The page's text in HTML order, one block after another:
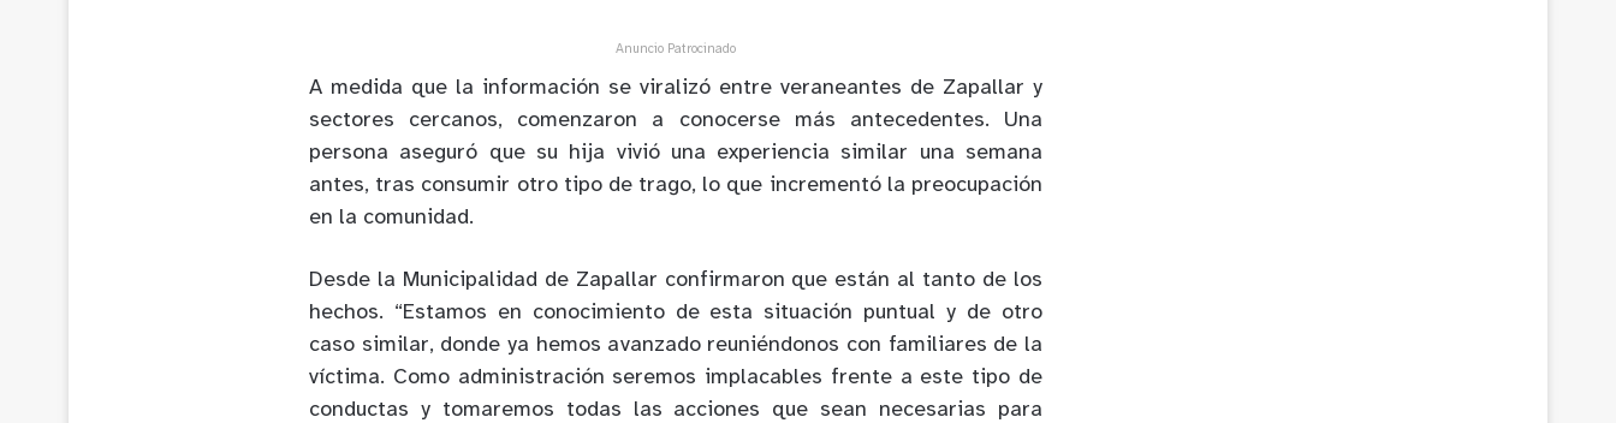
Anuncio Patrocinado
A medida que la información se viralizó entre veraneantes de Zapallar y
sectores cercanos, comenzaron a conocerse más antecedentes. Una
persona aseguró que su hija vivió una experiencia similar una semana
antes, tras consumir otro tipo de trago, lo que incrementó la preocupación
en la comunidad.
Desde la Municipalidad de Zapallar confirmaron que están al tanto de los
hechos. “Estamos en conocimiento de esta situación puntual y de otro
caso similar, donde ya hemos avanzado reuniéndonos con familiares de la
víctima. Como administración seremos implacables frente a este tipo de
conductas y tomaremos todas las acciones que sean necesarias para